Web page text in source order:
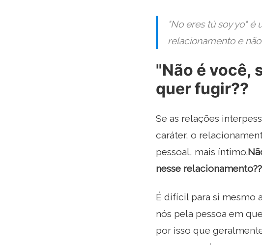
"No eres tú soy yo"
relacionamento e
"Não é você,
quer fugir??
Se as relações
caráter, o
pessoal, mais íntimo.
nesse relacionamento??
É difícil para si mesmo
nós pela pessoa em
por isso que